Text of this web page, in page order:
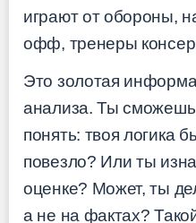
играют от обороны,
офф, тренеры
Это золотая
анализа. Ты сможешь
понять: твоя логика
повезло? Или ты
оценке? Может, ты
а не на фактах?